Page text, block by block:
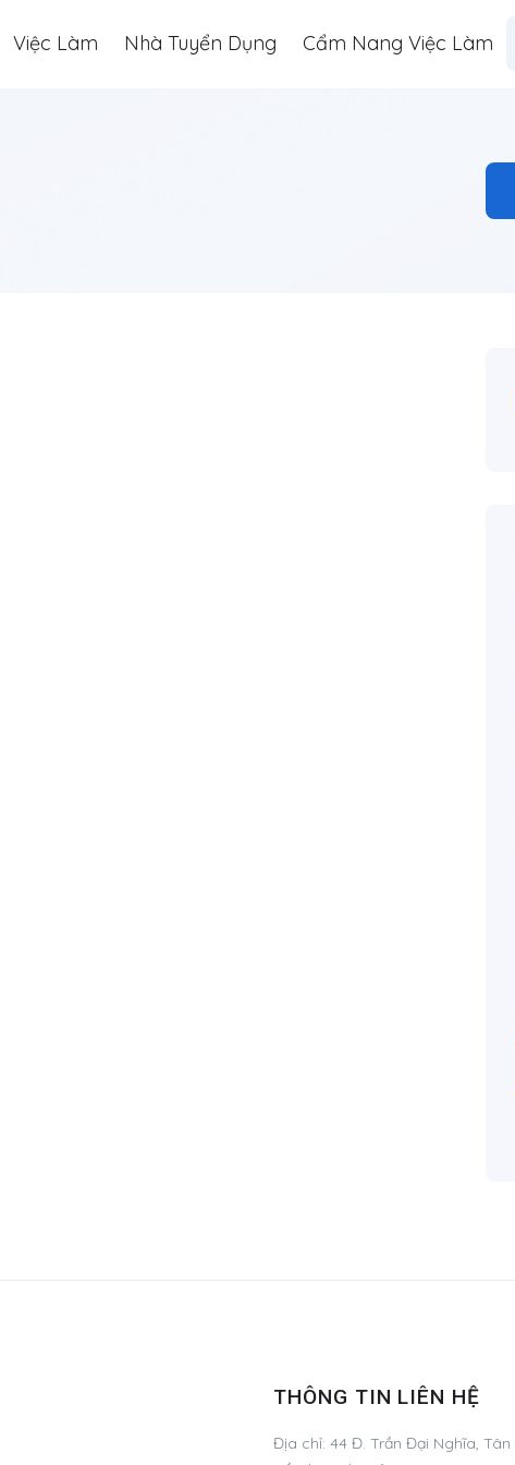
Việc Làm Nhà Tuyển Dụng Cẩm Nang Việc Làm
THÔNG TIN LIÊN HỆ
Địa chỉ: 44 Đ. Trần Đại Nghĩa,